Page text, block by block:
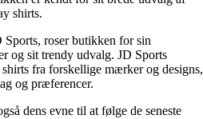
shirts.
Sports, roser butikken for sin
og sit trendy udvalg. JD Sports
fra forskellige mærker og designs,
og præferencer.
dens evne til at følge de seneste